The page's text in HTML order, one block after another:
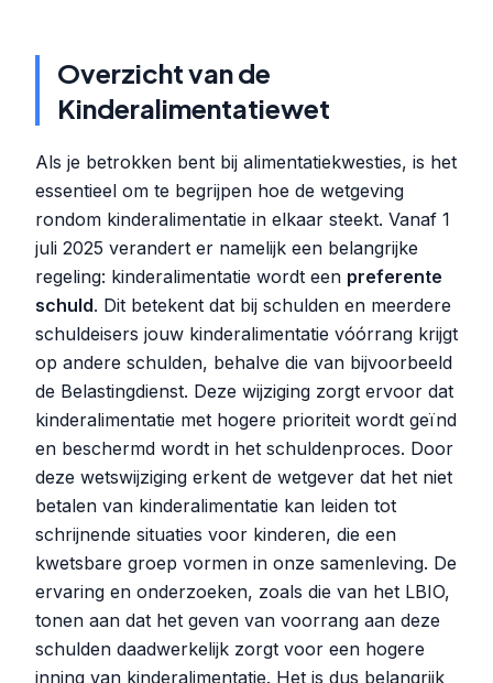
Overzicht van de
Kinderalimentatiewet
Als je betrokken bent bij alimentatiekwesties, is het
essentieel om te begrijpen hoe de wetgeving
rondom kinderalimentatie in elkaar steekt. Vanaf 1
juli 2025 verandert er namelijk een belangrijke
regeling: kinderalimentatie wordt een preferente
schuld. Dit betekent dat bij schulden en meerdere
schuldeisers jouw kinderalimentatie vóórrang krijgt
op andere schulden, behalve die van bijvoorbeeld
de Belastingdienst. Deze wijziging zorgt ervoor dat
kinderalimentatie met hogere prioriteit wordt geïnd
en beschermd wordt in het schuldenproces. Door
deze wetswijziging erkent de wetgever dat het niet
betalen van kinderalimentatie kan leiden tot
schrijnende situaties voor kinderen, die een
kwetsbare groep vormen in onze samenleving. De
ervaring en onderzoeken, zoals die van het LBIO,
tonen aan dat het geven van voorrang aan deze
schulden daadwerkelijk zorgt voor een hogere
inning van kinderalimentatie. Het is dus belangrijk